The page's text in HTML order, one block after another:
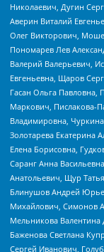
Николаевич, Дугин
Аверин Виталий
Олег Викторович,
Пономарев Лев
Валерий Валерьевич,
Евгеньевна, Щаров
Гасан Ольга Павловна,
Маркович, Пислакова-
Владимировна,
Золотарева Екатерина
Елена Борисовна,
Саранг Анна
Анатольевич, Щур
Блинушов Андрей
Михайлович, Симонов
Мельникова Валентина
Баженова Светлана
Сергей Иванович,